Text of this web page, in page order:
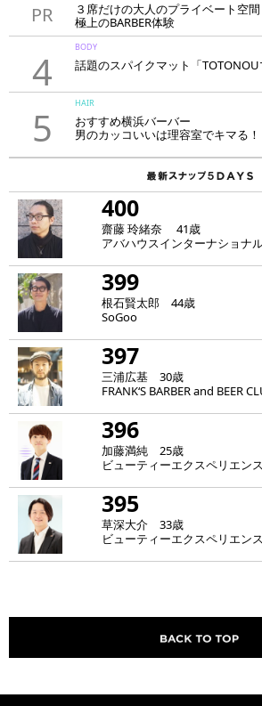
PR
３席だけの大人のプライベート空間
極上のBARBER体験
「LAVIE NEW STANDARD BARBER
4
BODY
話題のスパイクマット「
5
HAIR
おすすめ横浜バーバー
男のカッコいいは理容室でキマる！
400
齋藤 玲緒奈 41歳
アバハウスインターナショナ
399
根石賢太郎 44歳
SoGoo
397
三浦広基 30歳
FRANK‘S BARBER and BEER
396
加藤満純 25歳
ビューティーエクスペリエンス
395
草深大介 33歳
ビューティーエクスペリエンス